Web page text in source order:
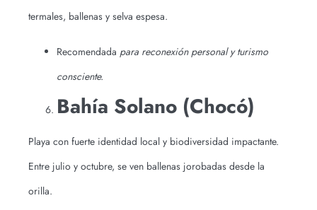
termales, ballenas y selva espesa.
Recomendada para reconexión personal y turismo
consciente.
Bahía Solano (Chocó)
Playa con fuerte identidad local y biodiversidad impactante.
Entre julio y octubre, se ven ballenas jorobadas desde la
orilla.